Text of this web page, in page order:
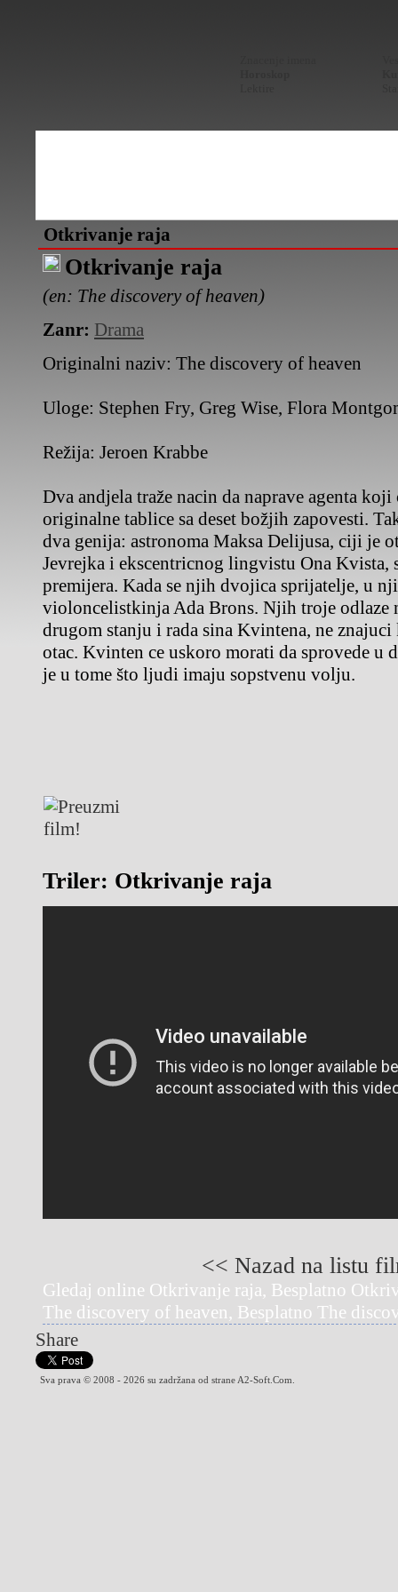
Otkrivanje raja
Otkrivanje raja
(en: The discovery of heaven)
Zanr: Drama
Originalni naziv: The discovery of heaven
Uloge: Stephen Fry, Greg Wise, Flora
Režija: Jeroen Krabbe
Dva andjela traže nacin da naprave agenta
originalne tablice sa deset božjih zapovesti.
dva genija: astronoma Maksa Delijusa, ciji je
Jevrejka i ekscentricnog lingvistu Ona Kvista,
premijera. Kada se njih dvojica sprijatelje, u
violoncelistkinja Ada Brons. Njih troje odlaze
drugom stanju i rada sina Kvintena, ne
otac. Kvinten ce uskoro morati da sprovede u
je u tome što ljudi imaju sopstvenu volju.
Triler: Otkrivanje raja
<< Nazad na listu
Gledaj online Otkrivanje raja, Besplatno
The discovery of heaven, Besplatno The
Share
Sva prava © 2008 - 2026 su zadržana od strane A2-Soft.Com.